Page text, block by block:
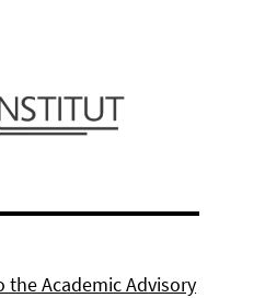
Academic Advisory